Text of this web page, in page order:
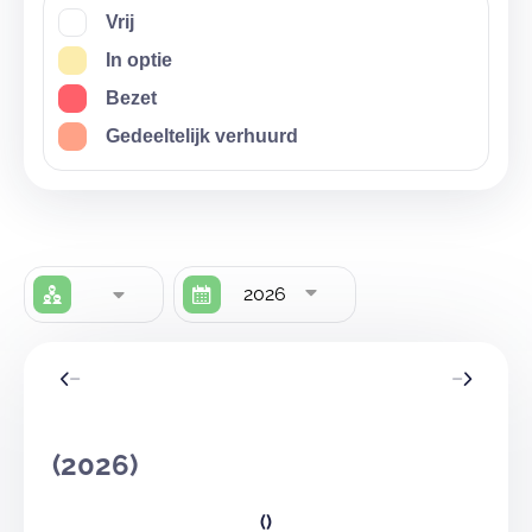
Interesse in onze lokalen? Mail naar
verhuurksaroodkapjes@gmail.com!
Vrij
In optie
Bezet
Gedeeltelijk verhuurd
2026
(2026)
()